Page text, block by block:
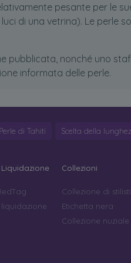
pesante per le
di una vetrina). Le perle
pubblicata, nonché uno
informata delle perle.
Perle di Tahiti Scelta della
Collezioni
Collezione di stilisti
Etichetta nera
Collezione nuziale